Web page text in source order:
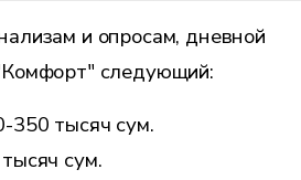
и опросам, дневной
следующий:
350 тысяч сум.
сум.